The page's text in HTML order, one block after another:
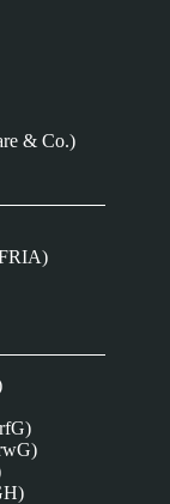
& Co.)